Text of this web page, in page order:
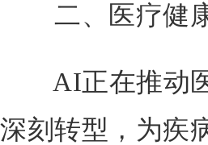
二、医疗健康
AI正在推动医
深刻转型，为疾